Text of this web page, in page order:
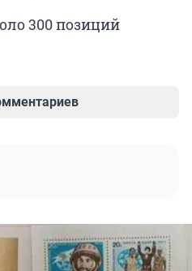
300 позиций